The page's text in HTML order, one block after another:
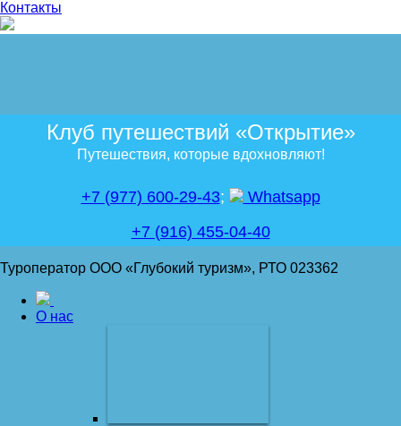
Контакты
Клуб путешествий «Открытие»
Путешествия, которые вдохновляют!
+7 (977) 600-29-43;
Whatsapp
+7 (916) 455-04-40
Туроператор ООО «Глубокий туризм», РТО 023362
О нас